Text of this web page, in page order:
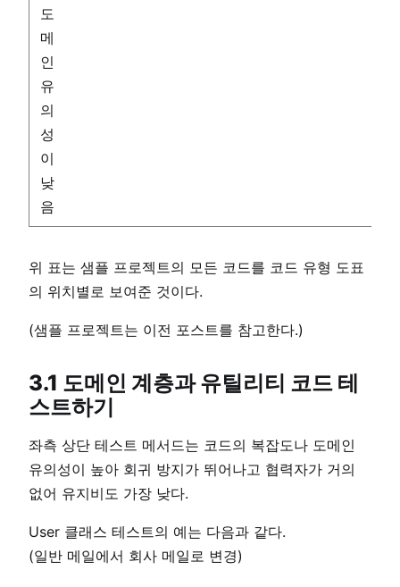
도
메
인
유
의
성
이
낮
음
위 표는 샘플 프로젝트의 모든 코드를 코드 유형 도표
의 위치별로 보여준 것이다.
(샘플 프로젝트는 이전 포스트를 참고한다.)
3.1 도메인 계층과 유틸리티 코드 테
스트하기
좌측 상단 테스트 메서드는 코드의 복잡도나 도메인
유의성이 높아 회귀 방지가 뛰어나고 협력자가 거의
없어 유지비도 가장 낮다.
User 클래스 테스트의 예는 다음과 같다.
(일반 메일에서 회사 메일로 변경)